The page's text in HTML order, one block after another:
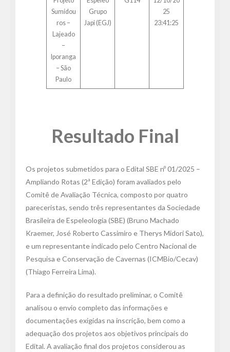
Sumidou
ros –
Lajeado
–
Iporanga
– São
Paulo
Grupo
Japi (EGJ)
25
23:41:25
Resultado Final
Os projetos submetidos para o Edital SBE nº 01/2025 –
Ampliando Rotas (2ª Edição) foram avaliados pelo
Comitê de Avaliação Técnica, composto por quatro
pareceristas, sendo três representantes da Sociedade
Brasileira de Espeleologia (SBE) (Bruno Machado
Kraemer, José Roberto Cassimiro e Therys Midori Sato),
e um representante indicado pelo Centro Nacional de
Pesquisa e Conservação de Cavernas (ICMBio/Cecav)
(Thiago Ferreira Lima).
Para a definição do resultado preliminar, o Comitê
analisou o envio completo das informações e
documentações exigidas na inscrição, bem como a
adequação dos projetos aos objetivos principais do
Edital. A avaliação final dos projetos considerou as